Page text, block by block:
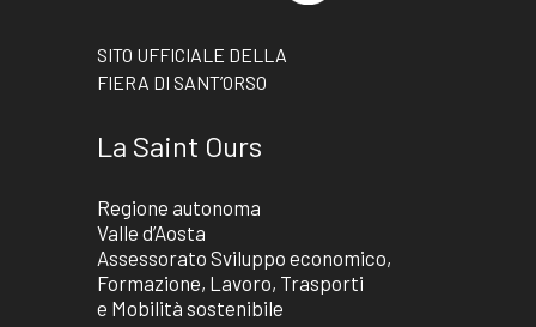
SITO UFFICIALE DELLA
FIERA DI SANT’ORSO
La Saint Ours
Regione autonoma
Valle d’Aosta
Assessorato Sviluppo economico,
Formazione, Lavoro, Trasporti
e Mobilità sostenibile